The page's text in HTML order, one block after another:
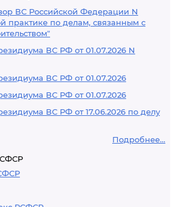
ВС Российской Федерации N
практике по делам, связанным с
ВС РФ от 01.07.2026 N
ВС РФ от 01.07.2026
ВС РФ от 01.07.2026
ВС РФ от 17.06.2026 по делу
Подробнее...